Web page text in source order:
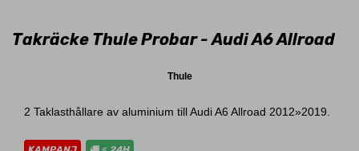
Takräcke Thule Probar - Audi A6 Allroad
Thule
2 Taklasthållare av aluminium till Audi A6 Allroad 2012»2019.